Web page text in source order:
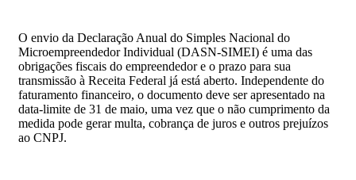
O envio da Declaração Anual do Simples Nacional do
Microempreendedor Individual (DASN-SIMEI) é uma das
obrigações fiscais do empreendedor e o prazo para sua
transmissão à Receita Federal já está aberto. Independente do
faturamento financeiro, o documento deve ser apresentado na
data-limite de 31 de maio, uma vez que o não cumprimento da
medida pode gerar multa, cobrança de juros e outros prejuízos
ao CNPJ.